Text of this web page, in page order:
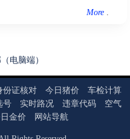
More .
电脑端）
份证核对 今日猪价
车检计算
号 实时路况 违章代码
空气
金价 网站导航